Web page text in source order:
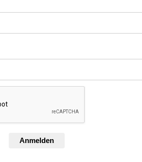
Anmelden